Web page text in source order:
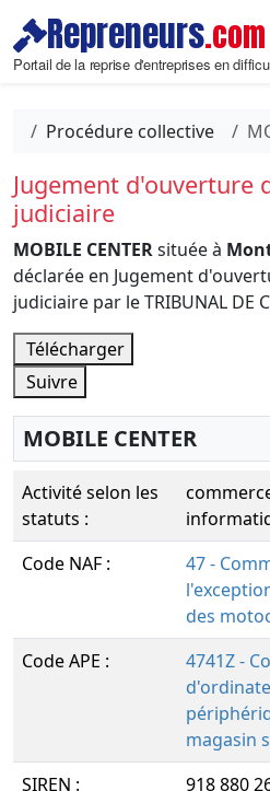
Repreneurs.com
Portail de la reprise d'entreprises en
Procédure collective
Jugement d'ouverture
judiciaire
MOBILE CENTERsituée à
déclarée en Jugement
judiciaire par le TRIBUNAL DE
Télécharger
Suivre
MOBILE CENTER
Activité selon les
statuts :
Code NAF :
47 -
des
Code APE :
4741Z -
magasin
SIREN :
918 880